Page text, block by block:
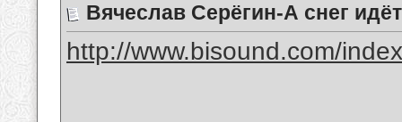
Вячеслав Серёгин-А снег идёт
http://www.bisound.com/